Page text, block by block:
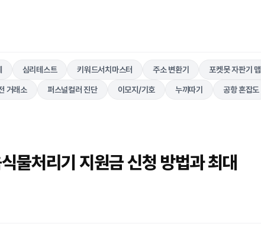
심리테스트 키워드서치마스터 주소 변환기 포켓못 자판기 맵
거래소 퍼스널컬러 진단 이모지/기호 누끼따기 공항 혼잡도
물처리기 지원금 신청 방법과 최대